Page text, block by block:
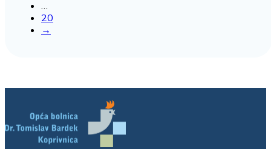
20
→